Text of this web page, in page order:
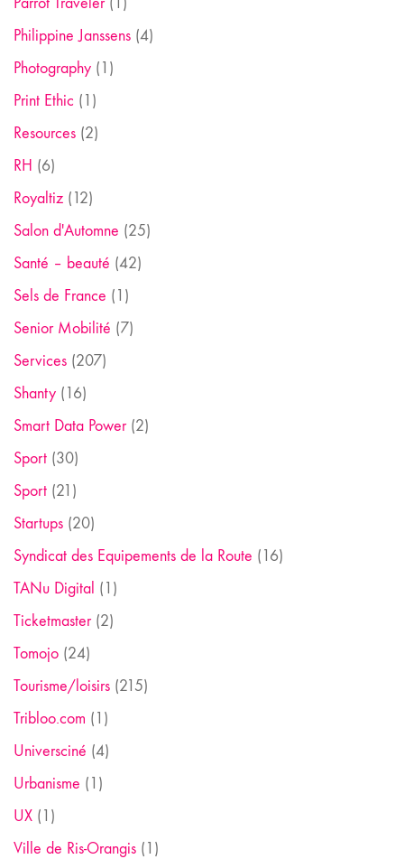
Philippine Janssens (4)
Photography (1)
Print Ethic (1)
Resources (2)
RH (6)
Royaltiz (12)
Salon d'Automne (25)
Santé – beauté (42)
Sels de France (1)
Senior Mobilité (7)
Services (207)
Shanty (16)
Smart Data Power(2)
Sport (30)
Sport (21)
Startups (20)
Syndicat des Equipements de la Route (16)
TANu Digital (1)
Ticketmaster(2)
Tomojo (24)
Tourisme/loisirs (215)
Tribloo.com (1)
Universciné (4)
Urbanisme (1)
UX (1)
Ville de Ris-Orangis (1)